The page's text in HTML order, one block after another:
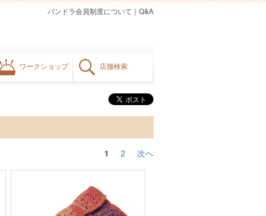
ワークショップ 店舗検索
Q&A
｜
パンドラ会員制度について
1 2 次へ